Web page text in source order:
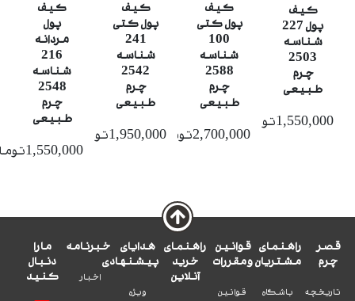
کیف
پول 227
شناسه
2503
چرم
طبیعی
1,550,000تومان
کیف
پول کتی
100
شناسه
2588
چرم
طبیعی
2,700,000تومان
کیف
پول کتی
241
شناسه
2542
چرم
طبیعی
1,950,000تومان
کیف
پول
مردانه
216
شناسه
2548
چرم
طبیعی
1,550,000تومان
قصر
چرم
تاریخچه
راهنمای
مشتریان
باشگاه
قوانین
و مقررات
قوانین
راهنمای
خرید
آنلاین
هدایای
پیشنهادی
ویژه
خبرنامه
اخبار
ما را
دنبال
کنید